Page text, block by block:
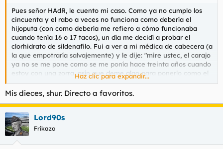
Pues señor HAdR, le cuento mi caso. Como ya no cumplo los
cincuenta y el rabo a veces no funciona como debería el
hijoputa (con como debería me refiero a cómo funcionaba
cuando tenía 16 o 17 tacos), un día me decidí a probar el
clorhidrato de sildenafilo. Fui a ver a mi médica de cabecera (a
la que empotraría salvajemente) y le dije: "mire ustec, el carajo
ya no se me pone como se me ponía hace treinta años cuando
estoy con una zorra, asín que deme algo para ponerlo como el
cerrojo de la puerta de salida de Sevilla 1". Ella, muy
amablemente, me extendió una receta para llevarla a unos
laboratorios y que me fabricasen las cápsulas de marras.
- ¿De cuántos miligramos se las receto?
- No sé, de los que sean necesarios para que se me ponga eso
ahí to duro.
- Ok, 100 mg entonces.
Haz clic para expandir...
Mis dieces, shur. Directo a favoritos.
Lord90s
Frikazo